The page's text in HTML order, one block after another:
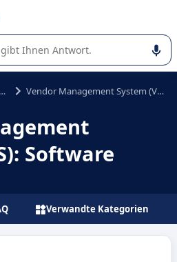
mit
der Nutzung oder Auswahl
Organisation und Planung Vendor Management System (VMS)
Software
Verwandte Kategorien